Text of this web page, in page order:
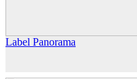
Label Panorama